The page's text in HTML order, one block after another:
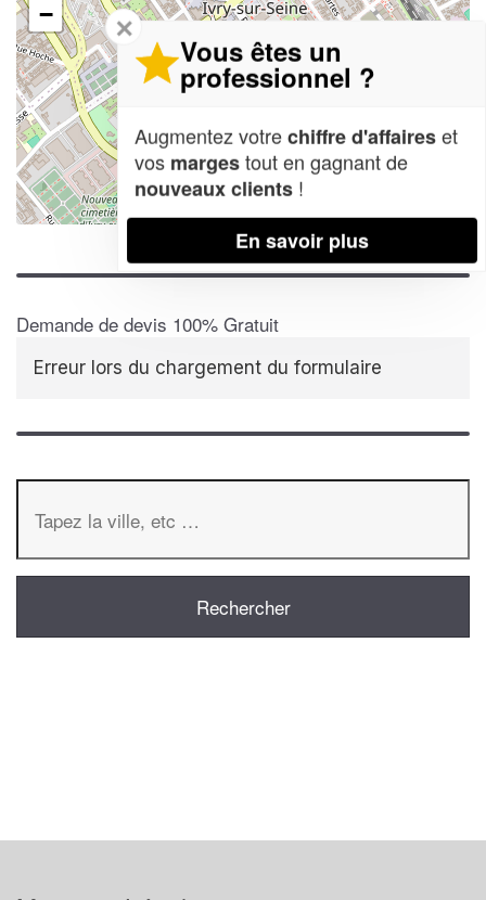
−
Leaflet| Map data ©OpenStreetMap contributors,CC-BY-SA
Demande de devis 100% Gratuit
Erreur lors du chargement du formulaire
✕
Vous êtes un
professionnel ?
Augmentez votrechiffre d'affaireset
vos margestout en gagnant de
nouveaux clients !
En savoir plus